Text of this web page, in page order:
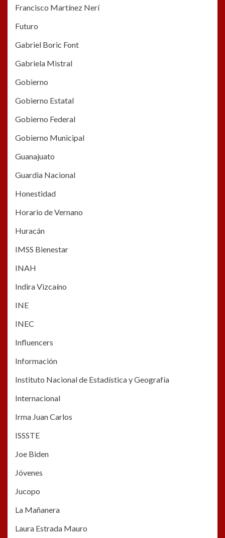
Francisco Martínez Nerí
Futuro
Gabriel Boric Font
Gabriela Mistral
Gobierno
Gobierno Estatal
Gobierno Federal
Gobierno Municipal
Guanajuato
Guardia Nacional
Honestidad
Horario de Vernano
Huracán
IMSS Bienestar
INAH
Indira Vizcaíno
INE
INEC
Influencers
Información
Instituto Nacional de Estadística y Geografía
Internacional
Irma Juan Carlos
ISSSTE
Joe Biden
Jóvenes
Jucopo
La Mañanera
Laura Estrada Mauro